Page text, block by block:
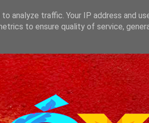
analyze traffic. Your IP address and
to ensure quality of service,